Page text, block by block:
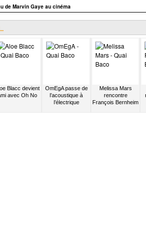
de Marvin Gaye au cinéma
Blacc devient
avec Oh No
OmEgA passe de
l’acoustique à
l’électrique
Melissa Mars
rencontre
François Bernheim